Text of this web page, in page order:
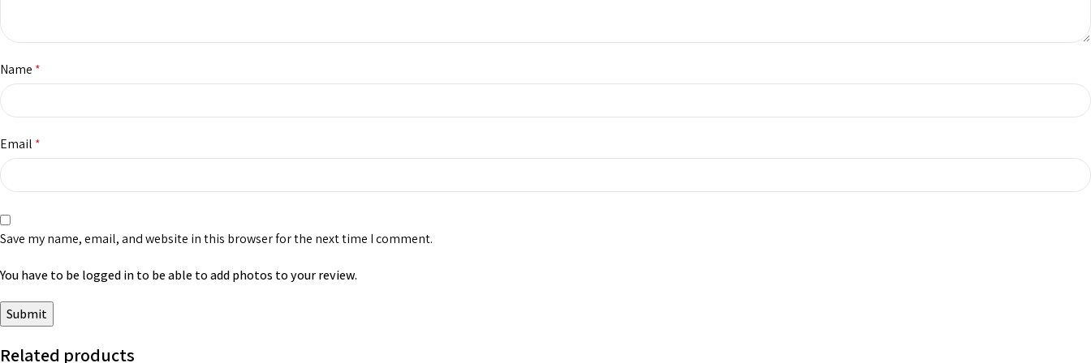
Name *
Email *
Save my name, email, and website in this browser for the next time I comment.
You have to be logged in to be able to add photos to your review.
Related products